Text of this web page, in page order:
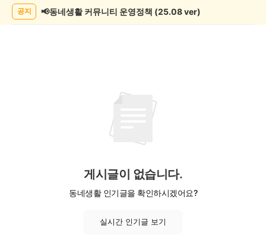
글
공지 📢동네생활 커뮤니티 운영정책 (25.08 ver)
게시글이 없습니다.
동네생활 인기글을 확인하시겠어요?
실시간 인기글 보기